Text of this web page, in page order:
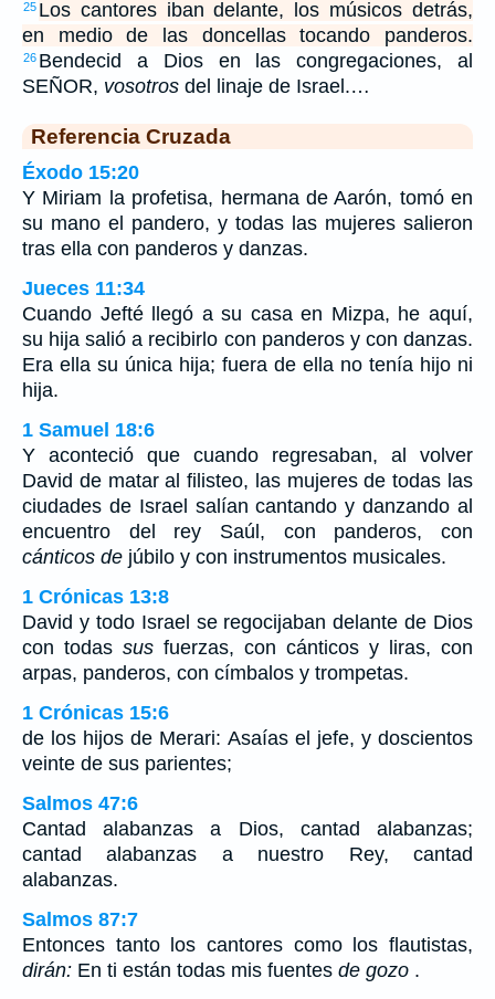
25 Los cantores iban delante, los músicos detrás,
en medio de las doncellas tocando panderos.
26 Bendecid a Dios en las congregaciones, al
SEÑOR, vosotros del linaje de Israel.…
Referencia Cruzada
Éxodo 15:20
Y Miriam la profetisa, hermana de Aarón, tomó en
su mano el pandero, y todas las mujeres salieron
tras ella con panderos y danzas.
Jueces 11:34
Cuando Jefté llegó a su casa en Mizpa, he aquí,
su hija salió a recibirlo con panderos y con danzas.
Era ella su única hija; fuera de ella no tenía hijo ni
hija.
1 Samuel 18:6
Y aconteció que cuando regresaban, al volver
David de matar al filisteo, las mujeres de todas las
ciudades de Israel salían cantando y danzando al
encuentro del rey Saúl, con panderos, con
cánticos de júbilo y con instrumentos musicales.
1 Crónicas 13:8
David y todo Israel se regocijaban delante de Dios
con todas sus fuerzas, con cánticos y liras, con
arpas, panderos, con címbalos y trompetas.
1 Crónicas 15:6
de los hijos de Merari: Asaías el jefe, y doscientos
veinte de sus parientes;
Salmos 47:6
Cantad alabanzas a Dios, cantad alabanzas;
cantad alabanzas a nuestro Rey, cantad
alabanzas.
Salmos 87:7
Entonces tanto los cantores como los flautistas,
dirán: En ti están todas mis fuentes de gozo .